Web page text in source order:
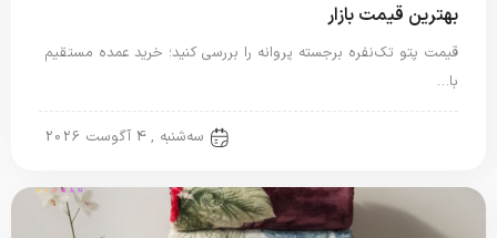
بهترین قیمت بازار
قیمت پتو تک‌نفره برجسته پروانه را بررسی کنید؛ خرید عمده مستقیم
با…
سه‌شنبه , 4 آگوست 2026